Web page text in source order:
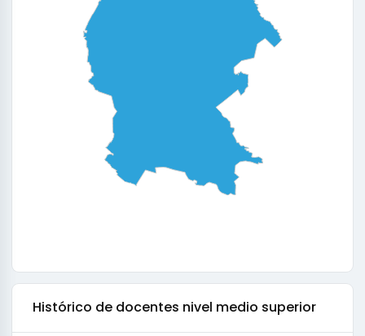
Histórico de docentes nivel medio superior